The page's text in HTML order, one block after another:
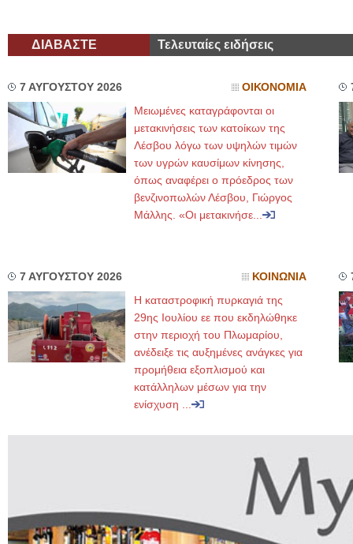
ΔΙΑΒΑΣΤΕ Τελευταίες ειδήσεις
7 ΑΥΓΟΥΣΤΟΥ 2026 ΟΙΚΟΝΟΜΙΑ
Μειωμένες καταγράφονται οι
μετακινήσεις των κατοίκων της
Λέσβου λόγω των υψηλών τιμών
των υγρών καυσίμων κίνησης,
όπως αναφέρει ο πρόεδρος των
βενζινοπωλών Λέσβου, Γιώργος
Μάλλης. «Οι μετακινήσε...
7 ΑΥΓΟΥΣΤΟΥ 2026 ΚΟΙΝΩΝΙΑ
Η καταστροφική πυρκαγιά της
29ης Ιουλίου εε που εκδηλώθηκε
στην περιοχή του Πλωμαρίου,
ανέδειξε τις αυξημένες ανάγκες για
προμήθεια εξοπλισμού και
κατάλληλων μέσων για την
ενίσχυση ...